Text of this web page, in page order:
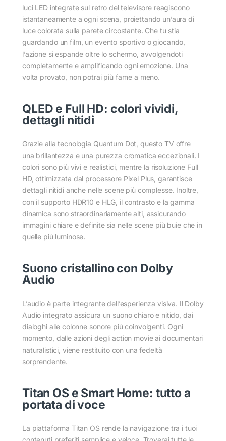
luci LED integrate sul retro del televisore reagiscono
istantaneamente a ogni scena, proiettando un’aura di
luce colorata sulla parete circostante. Che tu stia
guardando un film, un evento sportivo o giocando,
l’azione si espande oltre lo schermo, avvolgendoti
completamente e amplificando ogni emozione. Una
volta provato, non potrai più farne a meno.
QLED e Full HD: colori vividi,
dettagli nitidi
Grazie alla tecnologia Quantum Dot, questo TV offre
una brillantezza e una purezza cromatica eccezionali. I
colori sono più vivi e realistici, mentre la risoluzione Full
HD, ottimizzata dal processore Pixel Plus, garantisce
dettagli nitidi anche nelle scene più complesse. Inoltre,
con il supporto HDR10 e HLG, il contrasto e la gamma
dinamica sono straordinariamente alti, assicurando
immagini chiare e definite sia nelle scene più buie che in
quelle più luminose.
Suono cristallino con Dolby
Audio
L’audio è parte integrante dell’esperienza visiva. Il Dolby
Audio integrato assicura un suono chiaro e nitido, dai
dialoghi alle colonne sonore più coinvolgenti. Ogni
momento, dalle azioni degli action movie ai documentari
naturalistici, viene restituito con una fedeltà
sorprendente.
Titan OS e Smart Home: tutto a
portata di voce
La piattaforma Titan OS rende la navigazione tra i tuoi